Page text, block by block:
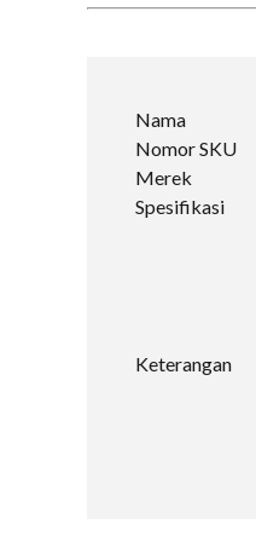
Nama
Nomor SKU
Merek
Spesifikasi
Keterangan